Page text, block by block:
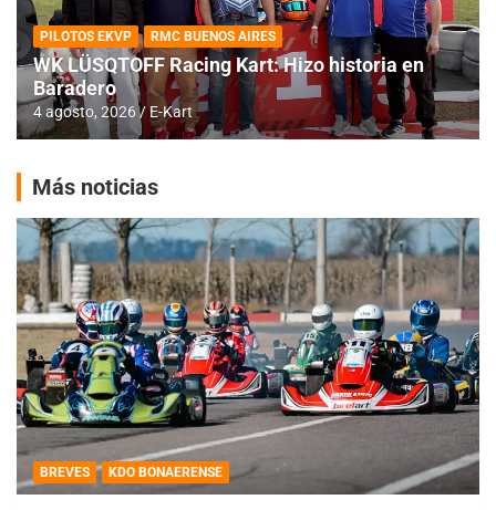
PILOTOS EKVP RMC BUENOS AIRES
WK LÜSQTOFF Racing Kart: Hizo historia en
Baradero
4 agosto, 2026 E-Kart
Más noticias
BREVES KDO BONAERENSE